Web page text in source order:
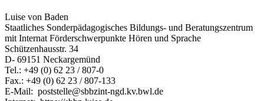
Luise von Baden
Staatliches Sonderpädagogisches Bildungs- und Beratungszentrum
mit Internat Förderschwerpunkte Hören und Sprache
Schützenhausstr. 34
D- 69151 Neckargemünd
Tel.: +49 (0) 62 23 / 807-0
Fax.: +49 (0) 62 23 / 807-133
E-Mail: poststelle@sbbzint-ngd.kv.bwl.de